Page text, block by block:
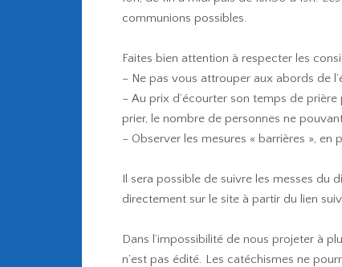
communions possibles.
Faites bien attention à respecter les
– Ne pas vous attrouper aux abords de
– Au prix d’écourter son temps de
prier, le nombre de personnes ne
– Observer les mesures « barrières », en
Il sera possible de suivre les messes du
directement sur le site à partir du lien
Dans l’impossibilité de nous projeter à
n’est pas édité. Les catéchismes ne